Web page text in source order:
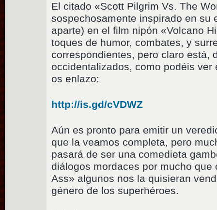
El citado «Scott Pilgrim Vs. The
sospechosamente inspirado en su
aparte) en el film nipón «Volcano
toques de humor, combates, y
correspondientes, pero claro está,
occidentalizados, como podéis
os enlazo:
http://is.gd/cVDWZ
Aún es pronto para emitir un
que la veamos completa, pero
pasará de ser una comedieta
diálogos mordaces por mucho que
Ass» algunos nos la quisieran
género de los superhéroes.